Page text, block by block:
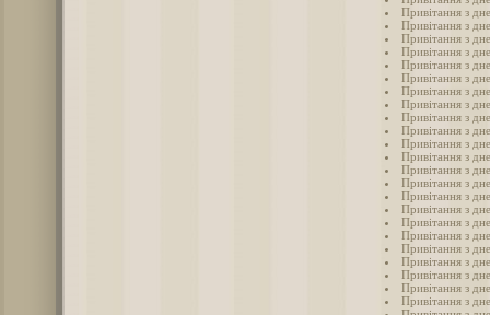
Привітання з
Привітання з
Привітання з
Привітання з
Привітання з
Привітання з
Привітання з
Привітання з
Привітання з
Привітання з
Привітання з
Привітання з
Привітання з
Привітання з
Привітання з
Привітання з
Привітання з
Привітання з
Привітання з
Привітання з
Привітання з
Привітання з
Привітання з